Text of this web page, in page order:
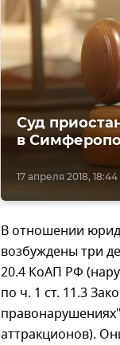
17 апреля 2018, 18:44
Суд
в
В отношении
возбуждены три
20.4 КоАП РФ
по ч. 1 ст. 11.3
аттракционов).